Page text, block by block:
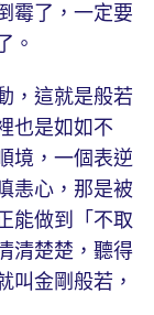
霉了，一定要
。
，這就是般若
也是如如不
境，一個表逆
恚心，那是被
能做到「不取
清楚楚，聽得
叫金剛般若，